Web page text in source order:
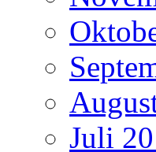
Juli